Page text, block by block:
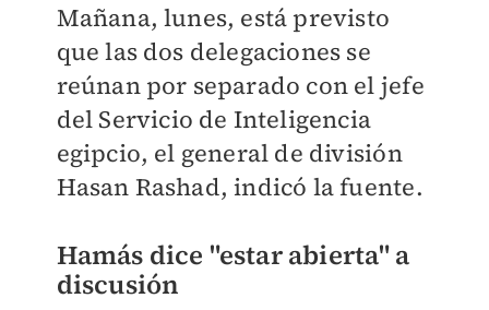
Mañana, lunes, está previsto
que las dos delegaciones se
reúnan por separado con el jefe
del Servicio de Inteligencia
egipcio, el general de división
Hasan Rashad, indicó la fuente.
Hamás dice "estar abierta" a
discusión